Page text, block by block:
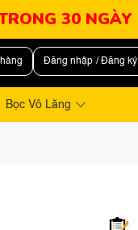
30 NGÀY
Đăng nhập / Đăng ký
Bọc Vô Lăng